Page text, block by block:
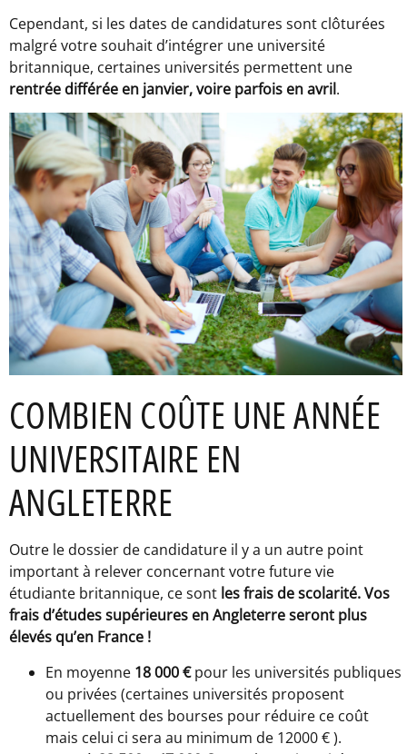
Cependant, si les dates de candidatures sont clôturées
malgré votre souhait d’intégrer une université
britannique, certaines universités permettent une
rentrée différée en janvier, voire parfois en avril.
COMBIEN COÛTE UNE ANNÉE
UNIVERSITAIRE EN
ANGLETERRE
Outre le dossier de candidature il y a un autre point
important à relever concernant votre future vie
étudiante britannique, ce sont les frais de scolarité. Vos
frais d’études supérieures en Angleterre seront plus
élevés qu’en France !
En moyenne 18 000 €pour les universités publiques
ou privées (certaines universités proposent
actuellement des bourses pour réduire ce coût
mais celui ci sera au minimum de 12000 € ).